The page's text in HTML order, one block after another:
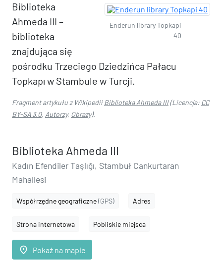
Enderun library Topkapi
40
Biblioteka
Ahmeda III –
biblioteka
znajdująca się
pośrodku Trzeciego Dziedzińca Pałacu
Topkapı w Stambule w Turcji.
Fragment artykułu z WikipediiBiblioteka Ahmeda III(Licencja: CC
BY-SA 3.0, Autorzy, Obrazy).
Biblioteka Ahmeda III
Kadın Efendiler Taşlığı, Stambuł Cankurtaran
Mahallesi
Współrzędne geograficzne(GPS) Adres
Strona internetowa Pobliskie miejsca
place Pokaż na mapie